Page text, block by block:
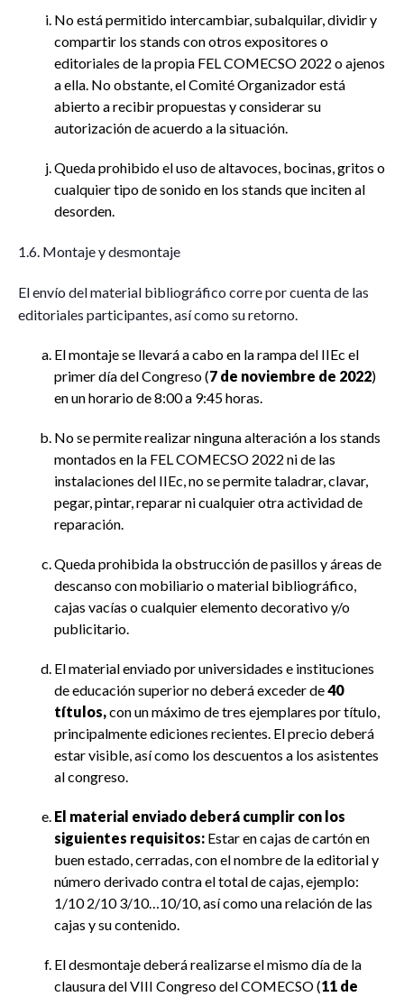
No está permitido intercambiar, subalquilar, dividir y
compartir los stands con otros expositores o
editoriales de la propia FEL COMECSO 2022 o ajenos
a ella. No obstante, el Comité Organizador está
abierto a recibir propuestas y considerar su
autorización de acuerdo a la situación.
Queda prohibido el uso de altavoces, bocinas, gritos o
cualquier tipo de sonido en los stands que inciten al
desorden.
1.6. Montaje y desmontaje
El envío del material bibliográfico corre por cuenta de las
editoriales participantes, así como su retorno.
El montaje se llevará a cabo en la rampa del IIEc el
primer día del Congreso (7 de noviembre de 2022)
en un horario de 8:00 a 9:45 horas.
No se permite realizar ninguna alteración a los stands
montados en la FEL COMECSO 2022 ni de las
instalaciones del IIEc, no se permite taladrar, clavar,
pegar, pintar, reparar ni cualquier otra actividad de
reparación.
Queda prohibida la obstrucción de pasillos y áreas de
descanso con mobiliario o material bibliográfico,
cajas vacías o cualquier elemento decorativo y/o
publicitario.
El material enviado por universidades e instituciones
de educación superior no deberá exceder de40
títulos,con un máximo de tres ejemplares por título,
principalmente ediciones recientes. El precio deberá
estar visible, así como los descuentos a los asistentes
al congreso.
El material enviado deberá cumplir con los
siguientes requisitos: Estar en cajas de cartón en
buen estado, cerradas, con el nombre de la editorial y
número derivado contra el total de cajas, ejemplo:
1/10 2/10 3/10…10/10, así como una relación de las
cajas y su contenido.
El desmontaje deberá realizarse el mismo día de la
clausura del VIII Congreso del COMECSO (11 de